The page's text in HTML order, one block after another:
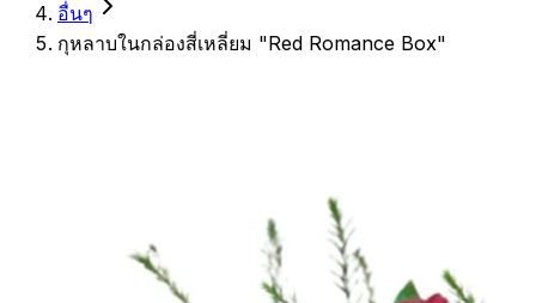
อื่นๆ
กุหลาบในกล่องสี่เหลี่ยม "Red Romance Box"